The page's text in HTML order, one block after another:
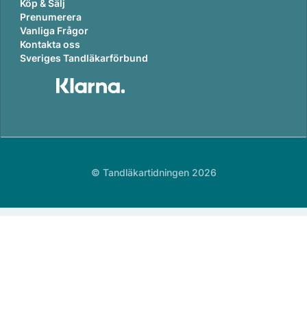
Köp & Sälj
Prenumerera
Vanliga Frågor
Kontakta oss
Sveriges Tandläkarförbund
© Tandläkartidningen 2026